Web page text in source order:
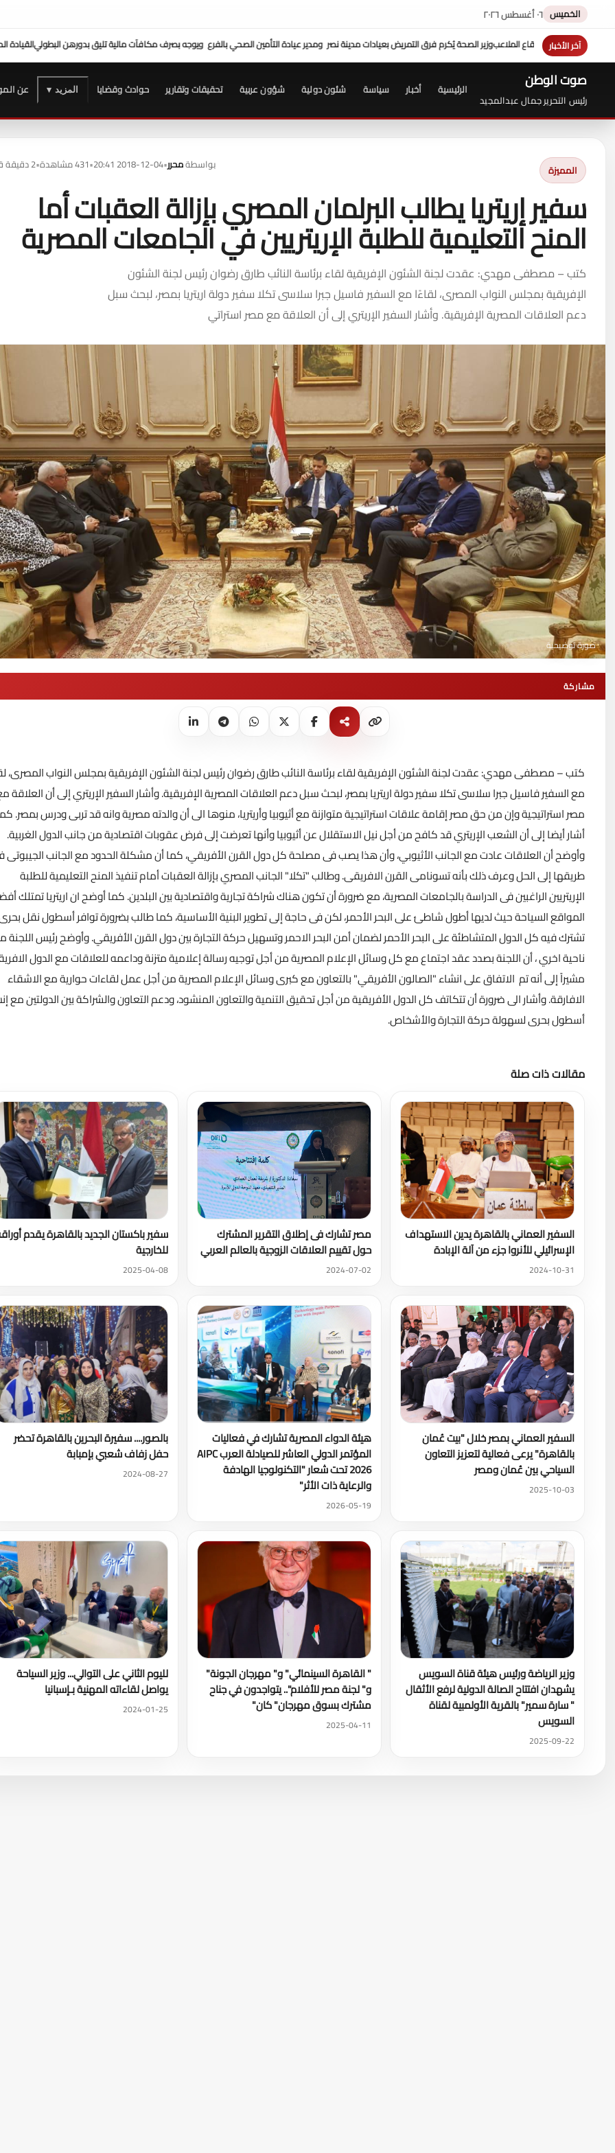
الخميس ٠٦ أغسطس ٢٠٢٦
آخر الأخبار سفارة زيمبابوي تدرسالقيادة الحقيقية تُصنع في لحظات الخطرالتمريض بعيادات مدينة نصر ومدير عيادة التأمين الصحي بالفرع ويوجه بصرف مكافآت مالية تليق بدورهن البطولي
صوت الوطن
رئيس التحرير جمال عبدالمجيد
الرئيسية أخبار سياسة شئون دولية شؤون عربية تحقيقات وتقارير حوادث وقضايا المزيد ▾ عن
المميزة بواسطةمحرر•
2018-12-04 20:41
•431 مشاهدة •2 دقيقة قراءة
سفير إريتريا يطالب البرلمان المصري بإزالة العقبات أما
المنح التعليمية للطلبة الإريتريين في الجامعات المصرية
كتب – مصطفى مهدي: عقدت لجنة الشئون الإفريقية لقاء برئاسة النائب طارق رضوان رئيس لجنة الشئون
الإفريقية بمجلس النواب المصرى، لقاءًا مع السفير فاسيل جبرا سلاسى تكلا سفير دولة اريتريا بمصر، لبحث سبل
دعم العلاقات المصرية الإفريقية. وأشار السفير الإريتري إلى أن العلاقة مع مصر استراتي
صورة توضيحية
مشاركة
كتب – مصطفى مهدي: عقدت لجنة الشئون الإفريقية لقاء برئاسة النائب طارق رضوان رئيس لجنة الشئون الإفريقية بمجلس النواب المصرى،
مع السفير فاسيل جبرا سلاسى تكلا سفير دولة اريتريا بمصر، لبحث سبل دعم العلاقات المصرية الإفريقية. وأشار السفير الإريتري إلى أن العلاقة
مصر استراتيجية وإن من حق مصر إقامة علاقات استراتيجية متوازنة مع أثيوبيا وأريتريا، منوها الى أن والدته مصرية وانه قد تربى ودرس بمصر.
أشار أيضا إلى أن الشعب الإريتري قد كافح من أجل نيل الاستقلال عن أثيوبيا وأنها تعرضت إلى فرض عقوبات اقتصادية من جانب الدول الغربية.
وأوضح أن العلاقات عادت مع الجانب الأثيوبي، وأن هذا يصب فى مصلحة كل دول القرن الأفريقي، كما أن مشكلة الحدود مع الجانب الجيبوتى
طريقها إلى الحل وعرف ذلك بأنه تسونامى القرن الافريقى. وطالب "تكلا" الجانب المصري بإزالة العقبات أمام تنفيذ المنح التعليمية للطلبة
الإريتريين الراغبين فى الدراسة بالجامعات المصرية، مع ضرورة أن تكون هناك شراكة تجارية واقتصادية بين البلدين. كما أوضح ان اريتريا تمتلك
المواقع السياحة حيث لديها أطول شاطئ على البحر الأحمر، لكن فى حاجة إلى تطوير البنية الأساسية، كما طالب بضرورة توافر أسطول نقل
تشترك فيه كل الدول المتشاطئة على البحر الأحمر لضمان أمن البحر الاحمر وتسهيل حركة التجارة بين دول القرن الأفريقي. وأوضح رئيس اللجنة
ناحية اخري ، أن اللجنة بصدد عقد اجتماع مع كل وسائل الإعلام المصرية من أجل توجيه رسالة إعلامية متزنة وداعمه للعلاقات مع الدول
مشيراً إلى أنه تم الاتفاق على انشاء "الصالون الأفريقي" بالتعاون مع كبرى وسائل الإعلام المصرية من أجل عمل لقاءات حوارية مع الاشقاء
الافارقة. وأشار الى ضرورة أن تتكاتف كل الدول الأفريقية من أجل تحقيق التنمية والتعاون المنشود، ودعم التعاون والشراكة بين الدولتين مع
أسطول بحرى لسهولة حركة التجارة والأشخاص.
مقالات ذات صلة
السفير العماني بالقاهرة يدين الاستهداف
الإسرائيلي للأنروا جزء من آلة الإبادة
2024-10-31
مصر تشارك فى إطلاق التقرير المشترك
حول تقييم العلاقات الزوجية بالعالم العربي
2024-07-02
سفير باكستان الجديد بالقاهرة يقدم
للخارجية
2025-04-08
السفير العماني بمصر خلال "بيت عُمان
بالقاهرة" يرعى فعالية لتعزيز التعاون
السياحي بين عُمان ومصر
2025-10-03
هيئة الدواء المصرية تشارك في فعاليات
المؤتمر الدولي العاشر للصيادلة العرب AIPC
2026 تحت شعار "التكنولوجيا الهادفة
والرعاية ذات الأثر"
2026-05-19
بالصور.... سفيرة البحرين بالقاهرة تحضر
حفل زفاف شعبي بإمبابة
2024-08-27
وزير الرياضة ورئيس هيئة قناة السويس
يشهدان افتتاح الصالة الدولية لرفع الأثقال
" سارة سمير" بالقرية الأولمبية لقناة
السويس
2025-09-22
" القاهرة السينمائي" و" مهرجان الجونة"
و" لجنة مصر للأفلام".. يتواجدون في جناح
مشترك بسوق مهرجان" كان"
2025-04-11
لليوم الثاني على التوالي... وزير السياحة
يواصل لقاءاته المهنية بـإسبانيا
2024-01-25